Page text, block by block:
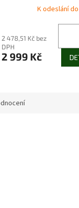
K odeslání
2 478,51 Kč bez
DPH
2 999 Kč